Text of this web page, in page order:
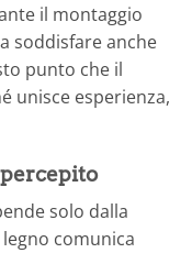
il montaggio
soddisfare anche
punto che il
unisce esperienza,
solo dalla
comunica